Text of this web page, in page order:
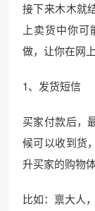
接下来木木就
上卖货中你
做，让你在网
1、发货短信
买家付款后，
候可以收到货
升买家的购物体
比如：禀大人